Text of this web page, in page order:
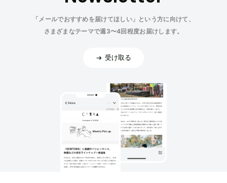
「メールでおすすめを届けてほしい」という方に向けて、
さまざまなテーマで週3〜4回程度お届けします。
受け取る